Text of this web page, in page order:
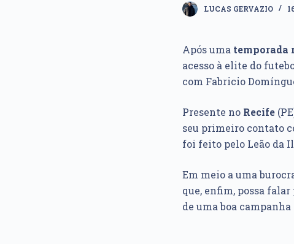
LUCAS GERVAZIO
Após uma temporada
acesso à elite do
com Fabricio
Presente no Recife
seu primeiro contato
foi feito pelo Leão da
Em meio a uma
que, enfim, possa
de uma boa campanha